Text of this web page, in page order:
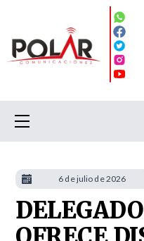
6 de julio de 2026